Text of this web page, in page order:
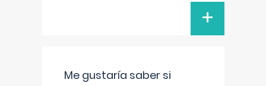
+
Me gustaría saber si